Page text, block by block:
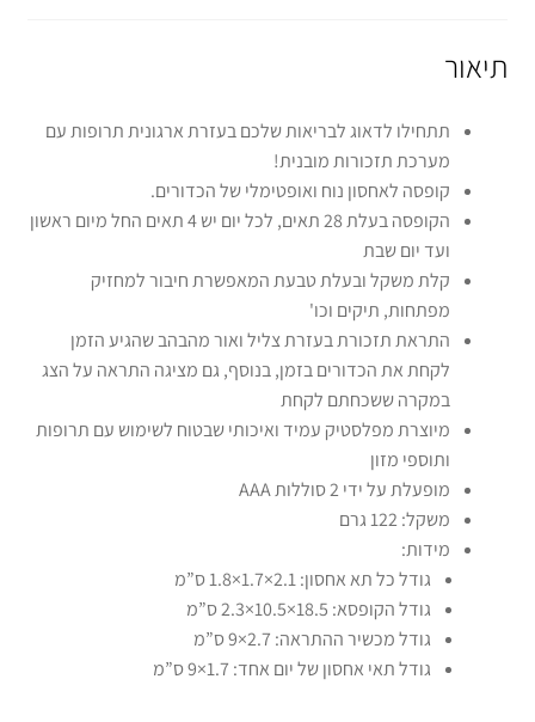
תיאור
תתחילו לדאוג לבריאות שלכם בעזרת ארגונית תרופות עם
מערכת תזכורות מובנית!
קופסה לאחסון נוח ואופטימלי של הכדורים.
הקופסה בעלת 28 תאים, לכל יום יש 4 תאים החל מיום ראשון
ועד יום שבת
קלת משקל ובעלת טבעת המאפשרת חיבור למחזיק
מפתחות, תיקים וכו'
התראת תזכורת בעזרת צליל ואור מהבהב שהגיע הזמן
לקחת את הכדורים בזמן, בנוסף, גם מציגה התראה על הצג
במקרה ששכחתם לקחת
מיוצרת מפלסטיק עמיד ואיכותי שבטוח לשימוש עם תרופות
ותוספי מזון
מופעלת על ידי 2 סוללות AAA
משקל: 122 גרם
מידות:
גודל כל תא אחסון: 2.1×1.7×1.8 ס”מ
גודל הקופסא: 18.5×10.5×2.3 ס”מ
גודל מכשיר ההתראה: 2.7×9 ס”מ
גודל תאי אחסון של יום אחד: 1.7×9 ס”מ